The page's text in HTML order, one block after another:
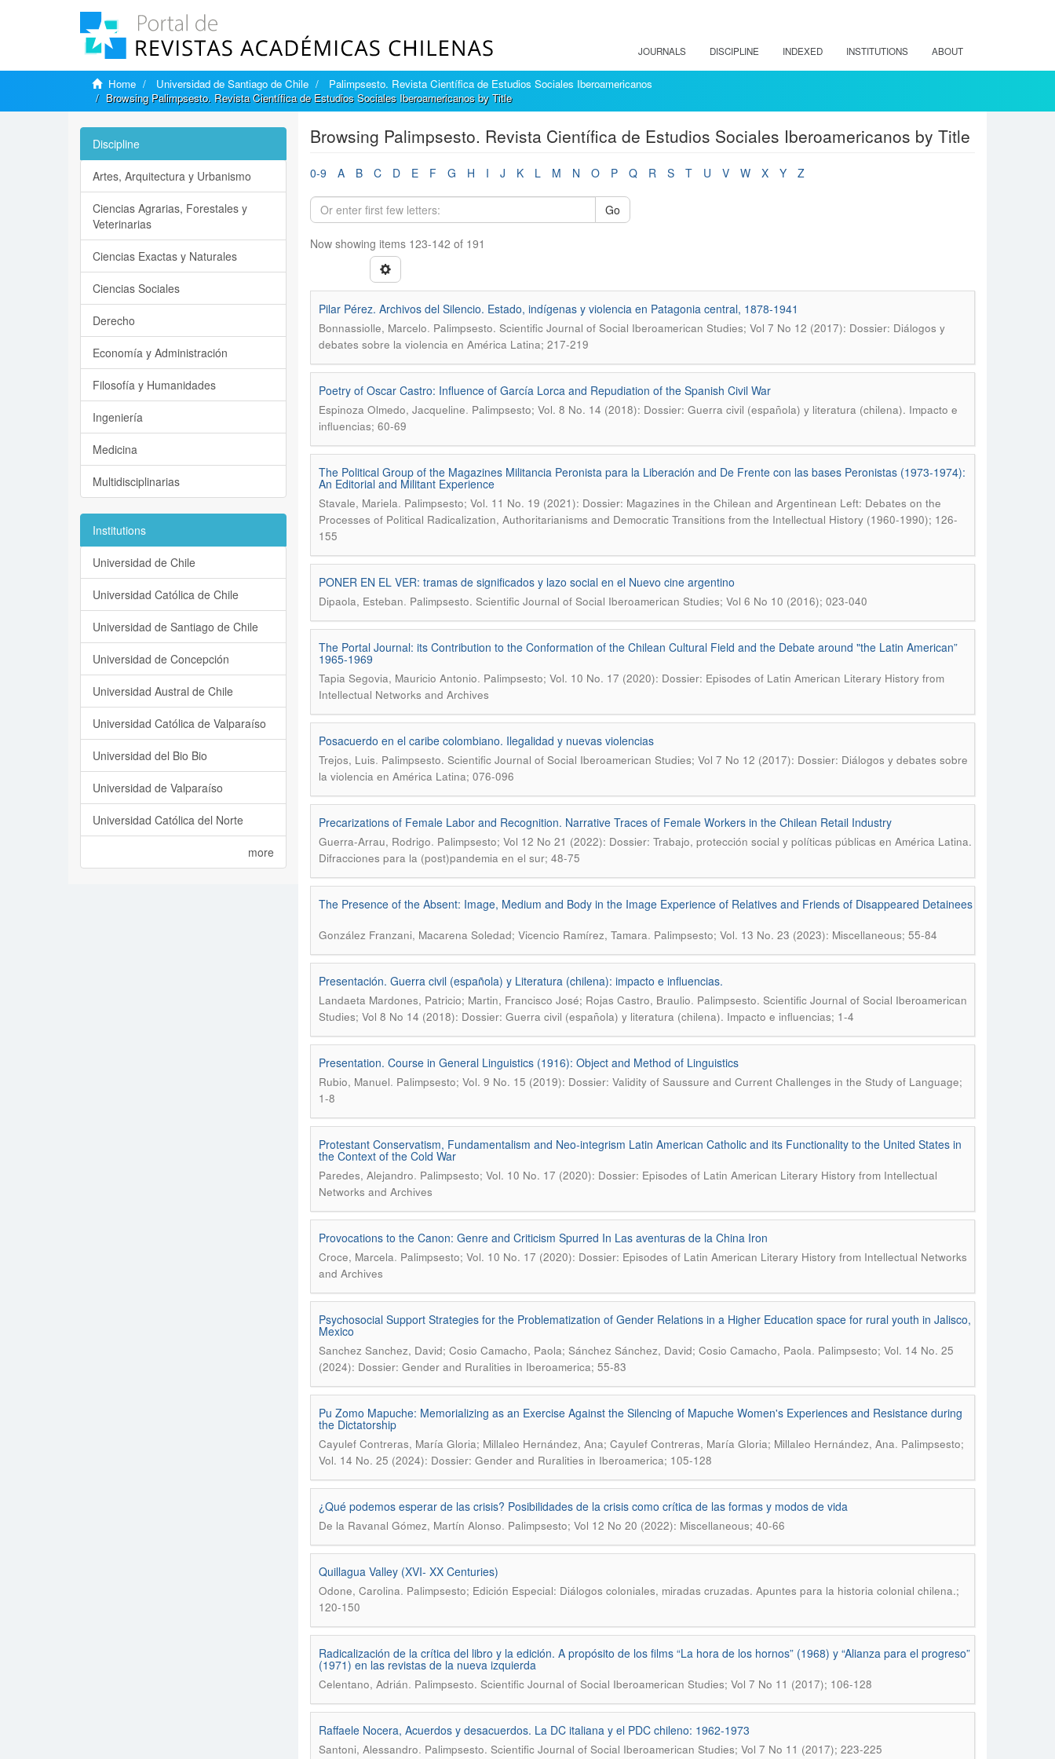
JOURNALS DISCIPLINE INDEXED INSTITUTIONS ABOUT
Home Universidad de Santiago de Chile
Palimpsesto. Revista Científica de Estudios Sociales Iberoamericanos
Browsing Palimpsesto. Revista Científica de Estudios Sociales Iberoamericanos by Title
Browsing Palimpsesto. Revista Científica de Estudios Sociales Iberoamericanos by Title
0-9 A B C D E F G H I J K L M N O P Q R S T U V W X Y Z
Go
Now showing items 123-142 of 191
Pilar Pérez. Archivos del Silencio. Estado, indígenas y violencia en Patagonia central, 1878-1941
Bonnassiolle, Marcelo. Palimpsesto. Scientific Journal of Social Iberoamerican Studies; Vol 7 No 12 (2017): Dossier: Diálogos y
debates sobre la violencia en América Latina; 217-219
Poetry of Oscar Castro: Influence of García Lorca and Repudiation of the Spanish Civil War
Espinoza Olmedo, Jacqueline. Palimpsesto; Vol. 8 No. 14 (2018): Dossier: Guerra civil (española) y literatura (chilena). Impacto e
influencias; 60-69
The Political Group of the Magazines Militancia Peronista para la Liberación and De Frente con las bases Peronistas (1973-1974):
An Editorial and Militant Experience
Stavale, Mariela. Palimpsesto; Vol. 11 No. 19 (2021): Dossier: Magazines in the Chilean and Argentinean Left: Debates on the
Processes of Political Radicalization, Authoritarianisms and Democratic Transitions from the Intellectual History (1960-1990); 126-
155
PONER EN EL VER: tramas de significados y lazo social en el Nuevo cine argentino
Dipaola, Esteban. Palimpsesto. Scientific Journal of Social Iberoamerican Studies; Vol 6 No 10 (2016); 023-040
The Portal Journal: its Contribution to the Conformation of the Chilean Cultural Field and the Debate around "the Latin American”
1965-1969
Tapia Segovia, Mauricio Antonio. Palimpsesto; Vol. 10 No. 17 (2020): Dossier: Episodes of Latin American Literary History from
Intellectual Networks and Archives
Posacuerdo en el caribe colombiano. Ilegalidad y nuevas violencias
Trejos, Luis. Palimpsesto. Scientific Journal of Social Iberoamerican Studies; Vol 7 No 12 (2017): Dossier: Diálogos y debates sobre
la violencia en América Latina; 076-096
Precarizations of Female Labor and Recognition. Narrative Traces of Female Workers in the Chilean Retail Industry
Guerra-Arrau, Rodrigo. Palimpsesto; Vol 12 No 21 (2022): Dossier: Trabajo, protección social y políticas públicas en América Latina.
Difracciones para la (post)pandemia en el sur; 48-75
The Presence of the Absent: Image, Medium and Body in the Image Experience of Relatives and Friends of Disappeared Detainees
González Franzani, Macarena Soledad; Vicencio Ramírez, Tamara. Palimpsesto; Vol. 13 No. 23 (2023): Miscellaneous; 55-84
Presentación. Guerra civil (española) y Literatura (chilena): impacto e influencias.
Landaeta Mardones, Patricio; Martin, Francisco José; Rojas Castro, Braulio. Palimpsesto. Scientific Journal of Social Iberoamerican
Studies; Vol 8 No 14 (2018): Dossier: Guerra civil (española) y literatura (chilena). Impacto e influencias; 1-4
Presentation. Course in General Linguistics (1916): Object and Method of Linguistics
Rubio, Manuel. Palimpsesto; Vol. 9 No. 15 (2019): Dossier: Validity of Saussure and Current Challenges in the Study of Language;
1-8
Protestant Conservatism, Fundamentalism and Neo-integrism Latin American Catholic and its Functionality to the United States in
the Context of the Cold War
Paredes, Alejandro. Palimpsesto; Vol. 10 No. 17 (2020): Dossier: Episodes of Latin American Literary History from Intellectual
Networks and Archives
Provocations to the Canon: Genre and Criticism Spurred In Las aventuras de la China Iron
Croce, Marcela. Palimpsesto; Vol. 10 No. 17 (2020): Dossier: Episodes of Latin American Literary History from Intellectual Networks
and Archives
Psychosocial Support Strategies for the Problematization of Gender Relations in a Higher Education space for rural youth in Jalisco,
Mexico
Sanchez Sanchez, David; Cosio Camacho, Paola; Sánchez Sánchez, David; Cosio Camacho, Paola. Palimpsesto; Vol. 14 No. 25
(2024): Dossier: Gender and Ruralities in Iberoamerica; 55-83
Pu Zomo Mapuche: Memorializing as an Exercise Against the Silencing of Mapuche Women's Experiences and Resistance during
the Dictatorship
Cayulef Contreras, María Gloria; Millaleo Hernández, Ana; Cayulef Contreras, María Gloria; Millaleo Hernández, Ana. Palimpsesto;
Vol. 14 No. 25 (2024): Dossier: Gender and Ruralities in Iberoamerica; 105-128
¿Qué podemos esperar de las crisis? Posibilidades de la crisis como crítica de las formas y modos de vida
De la Ravanal Gómez, Martín Alonso. Palimpsesto; Vol 12 No 20 (2022): Miscellaneous; 40-66
Quillagua Valley (XVI- XX Centuries)
Odone, Carolina. Palimpsesto; Edición Especial: Diálogos coloniales, miradas cruzadas. Apuntes para la historia colonial chilena.;
120-150
Radicalización de la crítica del libro y la edición. A propósito de los films “La hora de los hornos” (1968) y “Alianza para el progreso”
(1971) en las revistas de la nueva izquierda
Celentano, Adrián. Palimpsesto. Scientific Journal of Social Iberoamerican Studies; Vol 7 No 11 (2017); 106-128
Raffaele Nocera, Acuerdos y desacuerdos. La DC italiana y el PDC chileno: 1962-1973
Santoni, Alessandro. Palimpsesto. Scientific Journal of Social Iberoamerican Studies; Vol 7 No 11 (2017); 223-225
Discipline
Artes, Arquitectura y Urbanismo
Ciencias Agrarias, Forestales y
Veterinarias
Ciencias Exactas y Naturales
Ciencias Sociales
Derecho
Economía y Administración
Filosofía y Humanidades
Ingeniería
Medicina
Multidisciplinarias
Institutions
Universidad de Chile
Universidad Católica de Chile
Universidad de Santiago de Chile
Universidad de Concepción
Universidad Austral de Chile
Universidad Católica de Valparaíso
Universidad del Bio Bio
Universidad de Valparaíso
Universidad Católica del Norte
more